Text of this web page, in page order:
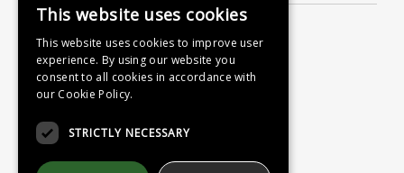
Terms of delivery
Instructions
Privacy Policy
Accessibility Statement
FINNISH
SWEDISH
ENGLISH
This website uses cookies
This website uses cookies to improve user
experience. By using our website you
consent to all cookies in accordance with
our Cookie Policy.
STRICTLY NECESSARY